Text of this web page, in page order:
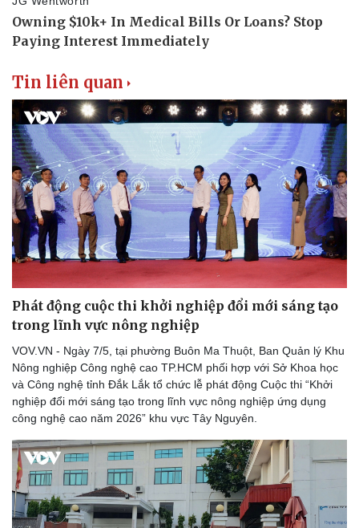
Doanh nghiệp
Thông tin doanh nghiệp
Doanh nghiệp 24h
Doanh nhân
Vì cộng đồng
Sành điệu
Tin Công nghệ
Trải nghiệm
Chuyển đổi số
Tin liên quan
Phát động cuộc thi khởi nghiệp đổi mới sáng tạo
trong lĩnh vực nông nghiệp
VOV.VN - Ngày 7/5, tại phường Buôn Ma Thuột, Ban Quản lý Khu
Nông nghiệp Công nghệ cao TP.HCM phối hợp với Sở Khoa học
và Công nghệ tỉnh Đắk Lắk tổ chức lễ phát động Cuộc thi “Khởi
nghiệp đổi mới sáng tạo trong lĩnh vực nông nghiệp ứng dụng
công nghệ cao năm 2026” khu vực Tây Nguyên.